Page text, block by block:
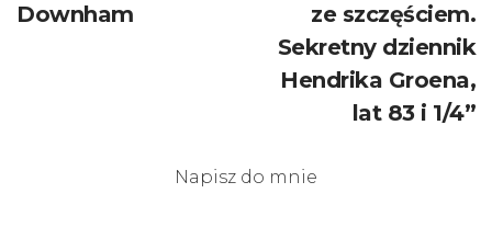
Downham
ze szczęściem.
Sekretny dziennik
Hendrika Groena,
lat 83 i 1/4”
Napisz do mnie